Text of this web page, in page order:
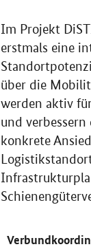
Im Projekt
erstmals eine
über die
werden aktiv
und
konkrete